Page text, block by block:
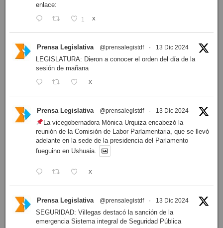
enlace:
1 X
Prensa Legislativa @prensalegistdf · 13 Dic 2024
LEGISLATURA: Dieron a conocer el orden del día de la
sesión de mañana
X
Prensa Legislativa @prensalegistdf · 13 Dic 2024
La vicegobernadora Mónica Urquiza encabezó la
reunión de la Comisión de Labor Parlamentaria, que se llevó
adelante en la sede de la presidencia del Parlamento
fueguino en Ushuaia.
X
Prensa Legislativa @prensalegistdf · 13 Dic 2024
SEGURIDAD: Villegas destacó la sanción de la
emergencia Sistema integral de Seguridad Pública